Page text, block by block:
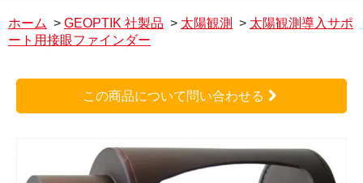
ホーム > GEOPTIK 社製品 > 太陽観測 > 太陽観測導入サポ
ート用接眼ファインダー
この商品について問い合わせる